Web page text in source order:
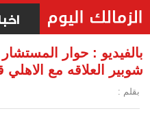
بالفيديو : حوار
شوبير العلاقه مع الاهلي
بقلم :